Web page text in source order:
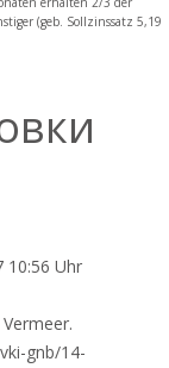
(geb. Sollzinssatz 5,19
10:56 Uhr
gnb/14-